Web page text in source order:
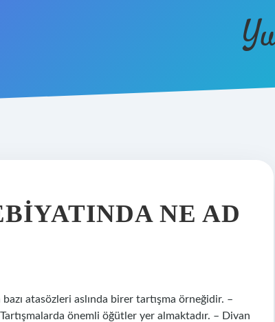
NE AD
atasözleri aslında birer tartışma örneğidir. –
önemli öğütler yer almaktadır. – Divan